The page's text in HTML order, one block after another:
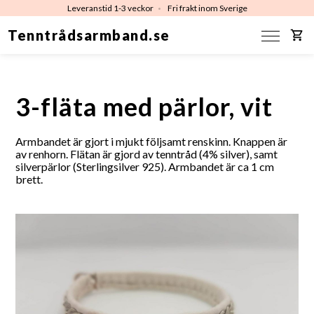
Leveranstid 1-3 veckor Fri frakt inom Sverige
Tenntrådsarmband.se
3-fläta med pärlor, vit
Armbandet är gjort i mjukt följsamt renskinn. Knappen är
av renhorn. Flätan är gjord av tenntråd (4% silver), samt
silverpärlor (Sterlingsilver 925). Armbandet är ca 1 cm
brett.